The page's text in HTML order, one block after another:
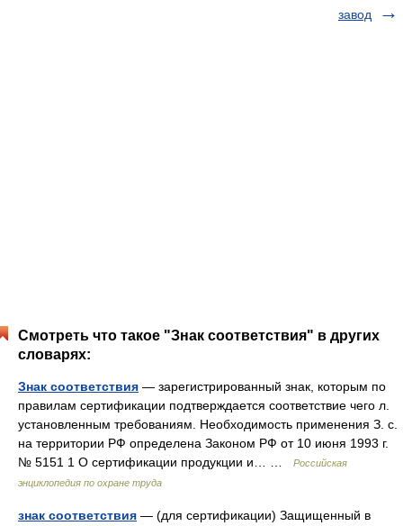
завод
Смотреть что такое "Знак соответствия" в других
словарях:
Знак соответствия — зарегистрированный знак, которым по
правилам сертификации подтверждается соответствие чего л.
установленным требованиям. Необходимость применения З. с.
на территории РФ определена Законом РФ от 10 июня 1993 г.
№ 5151 1 О сертификации продукции и… …
Российская
энциклопедия по охране труда
знак соответствия — (для сертификации) Защищенный в